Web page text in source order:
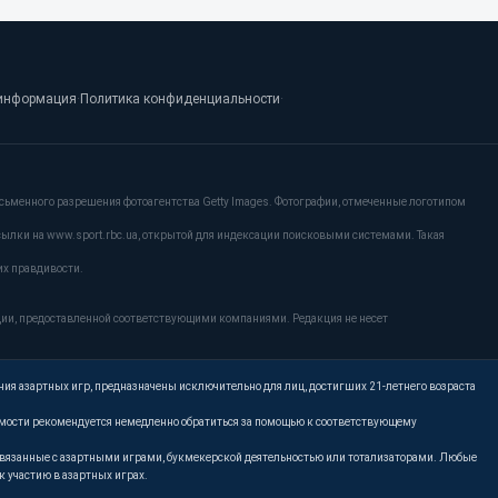
· Политика конфиденциальности·
разрешения фотоагентства Getty Images. Фотографии, отмеченные логотипом
на www.sport.rbc.ua, открытой для индексации поисковыми системами. Такая
правдивости.
предоставленной соответствующими компаниями. Редакция не несет
азартных игр, предназначены исключительно для лиц, достигших 21-летнего возраста
рекомендуется немедленно обратиться за помощью к соответствующему
с азартными играми, букмекерской деятельностью или тотализаторами. Любые
в азартных играх.